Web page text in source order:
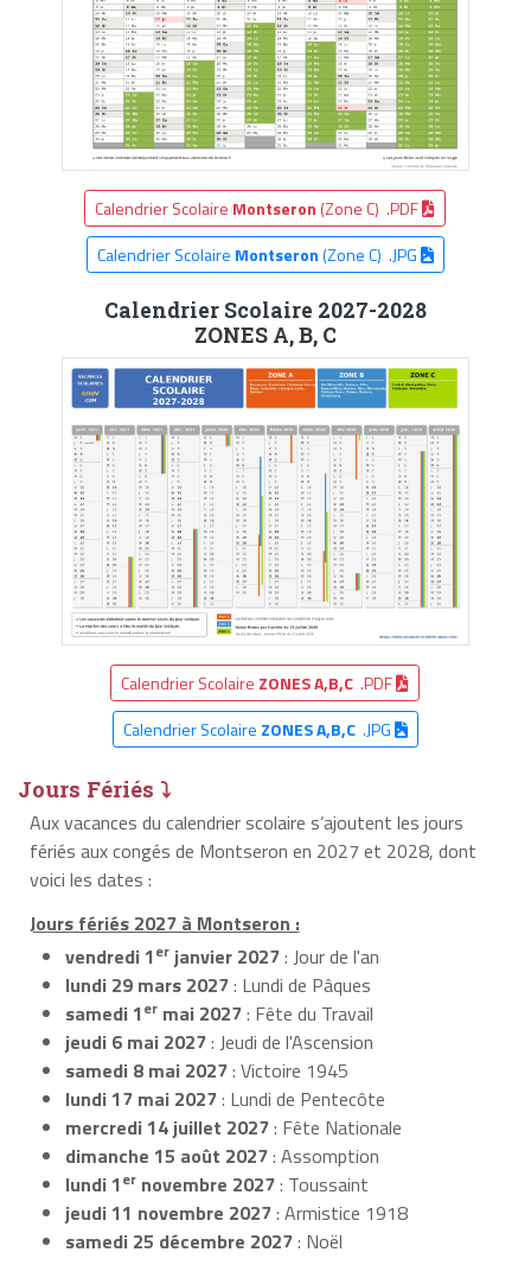
Calendrier Scolaire Montseron (Zone C) .PDF
Calendrier Scolaire Montseron(Zone C) .JPG
Calendrier Scolaire 2027-2028
ZONES A, B, C
Calendrier Scolaire ZONES A,B,C .PDF
Calendrier Scolaire ZONES A,B,C.JPG
Jours Fériés ⤵
Aux vacances du calendrier scolaire s’ajoutent les jours
fériés aux congés de Montseron en 2027 et 2028, dont
voici les dates :
Jours fériés 2027 à Montseron :
vendredi 1er janvier 2027: Jour de l'an
lundi 29 mars 2027: Lundi de Pâques
samedi 1er mai 2027: Fête du Travail
jeudi 6 mai 2027: Jeudi de l'Ascension
samedi 8 mai 2027: Victoire 1945
lundi 17 mai 2027: Lundi de Pentecôte
mercredi 14 juillet 2027: Fête Nationale
dimanche 15 août 2027: Assomption
lundi 1er novembre 2027: Toussaint
jeudi 11 novembre 2027: Armistice 1918
samedi 25 décembre 2027: Noël